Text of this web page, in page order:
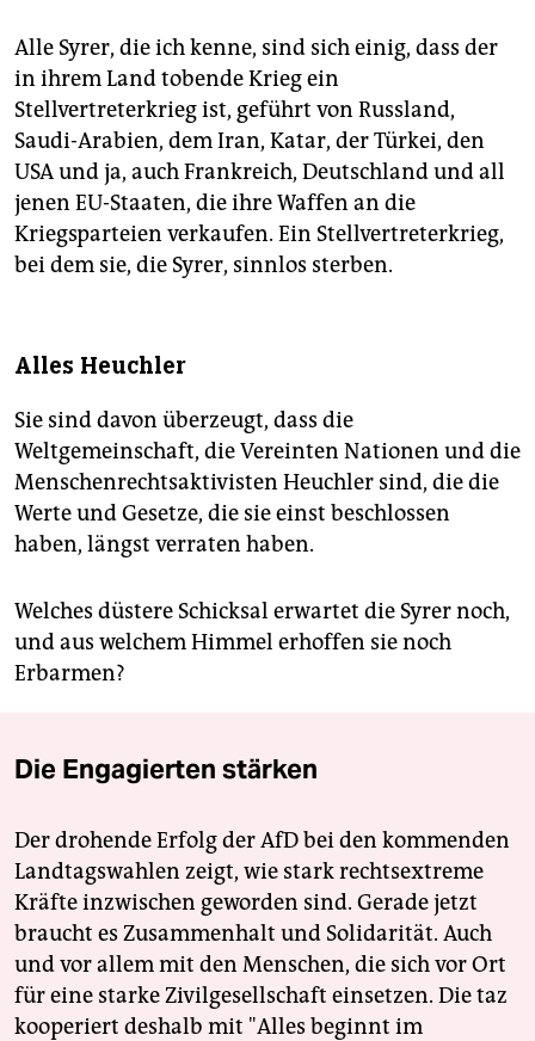
Alle Syrer, die ich kenne, sind sich einig, dass der
in ihrem Land tobende Krieg ein
Stellvertreterkrieg ist, geführt von Russland,
Saudi-Arabien, dem Iran, Katar, der Türkei, den
USA und ja, auch Frankreich, Deutschland und all
jenen EU-Staaten, die ihre Waffen an die
Kriegsparteien verkaufen. Ein Stellvertreterkrieg,
bei dem sie, die Syrer, sinnlos sterben.
Alles Heuchler
Sie sind davon überzeugt, dass die
Weltgemeinschaft, die Vereinten Nationen und die
Menschenrechtsaktivisten Heuchler sind, die die
Werte und Gesetze, die sie einst beschlossen
haben, längst verraten haben.
Welches düstere Schicksal erwartet die Syrer noch,
und aus welchem Himmel erhoffen sie noch
Erbarmen?
Die Engagierten stärken
Der drohende Erfolg der AfD bei den kommenden
Landtagswahlen zeigt, wie stark rechtsextreme
Kräfte inzwischen geworden sind. Gerade jetzt
braucht es Zusammenhalt und Solidarität. Auch
und vor allem mit den Menschen, die sich vor Ort
für eine starke Zivilgesellschaft einsetzen. Die taz
kooperiert deshalb mit "Alles beginnt im